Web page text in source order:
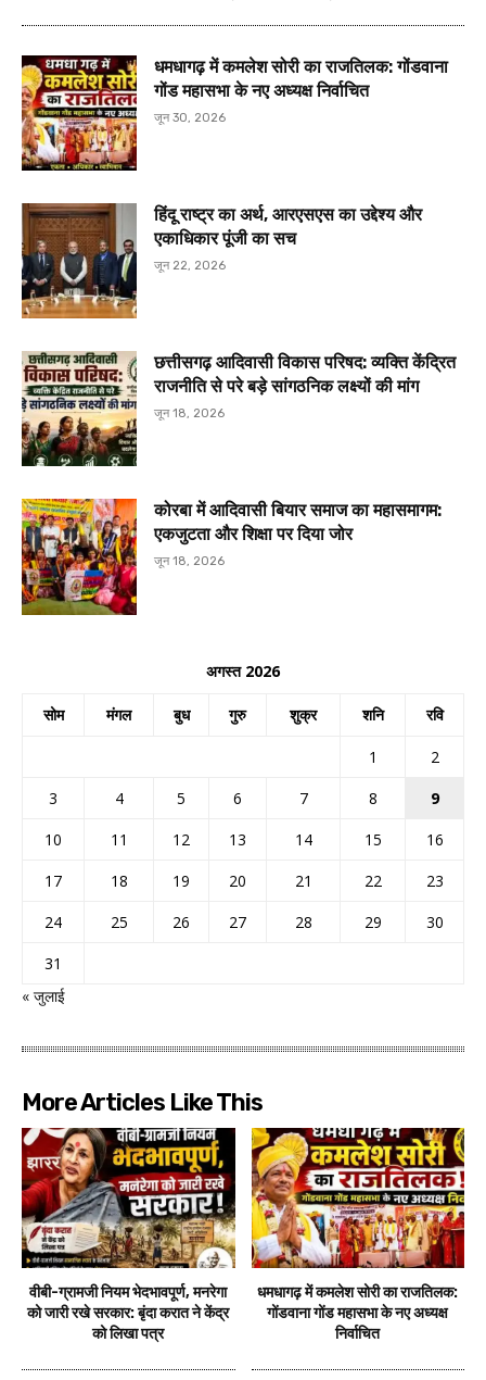
धमधागढ़ में कमलेश सोरी का राजतिलक: गोंडवाना
गोंड महासभा के नए अध्यक्ष निर्वाचित
जून 30, 2026
हिंदू राष्ट्र का अर्थ, आरएसएस का उद्देश्य और
एकाधिकार पूंजी का सच
जून 22, 2026
छत्तीसगढ़ आदिवासी विकास परिषद: व्यक्ति केंद्रित
राजनीति से परे बड़े सांगठनिक लक्ष्यों की मांग
जून 18, 2026
कोरबा में आदिवासी बियार समाज का महासमागम:
एकजुटता और शिक्षा पर दिया जोर
जून 18, 2026
अगस्त 2026
सोम मंगल बुध गुरु शुक्र शनि रवि
1
2
3
4 5 6 7 8
9
10
11 12 13 14 15
16
17
18 19 20 21 22
23
24
25 26 27 28 29
30
31
« जुलाई
More Articles Like This
वीबी-ग्रामजी नियम भेदभावपूर्ण, मनरेगा
को जारी रखे सरकार: बृंदा करात ने केंद्र
को लिखा पत्र
धमधागढ़ में कमलेश सोरी का राजतिलक:
गोंडवाना गोंड महासभा के नए अध्यक्ष
निर्वाचित